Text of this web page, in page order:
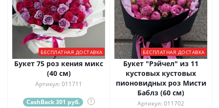
БЕСПЛАТНАЯ ДОСТАВКА
Букет 75 роз кения микс
(40 см)
Артикул: 011711
CashBack 301 руб. ?
БЕСПЛАТНАЯ ДОСТАВКА
Букет "Рэйчел" из 11
кустовых кустовых
пионовидных роз Мисти
Баблз (60 см)
Артикул: 011702